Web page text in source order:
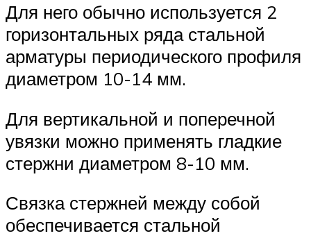
Для него обычно используется 2
горизонтальных ряда стальной
арматуры периодического профиля
диаметром 10-14 мм.
Для вертикальной и поперечной
увязки можно применять гладкие
стержни диаметром 8-10 мм.
Связка стержней между собой
обеспечивается стальной